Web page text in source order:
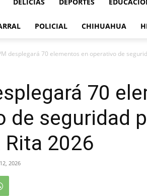
POLICIAL CHIHUAHUA
desplegará 70 elementos en operativo de
70
de seguridad
Rita 2026
2026